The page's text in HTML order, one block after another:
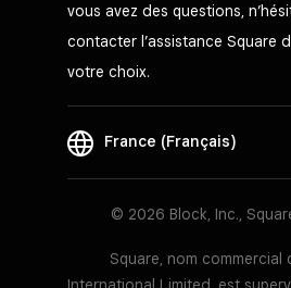
vous avez des questions,
contacter l’assistance Square
votre choix.
France (Français)
© 2026 Block, Inc.,
Square, nom commercial